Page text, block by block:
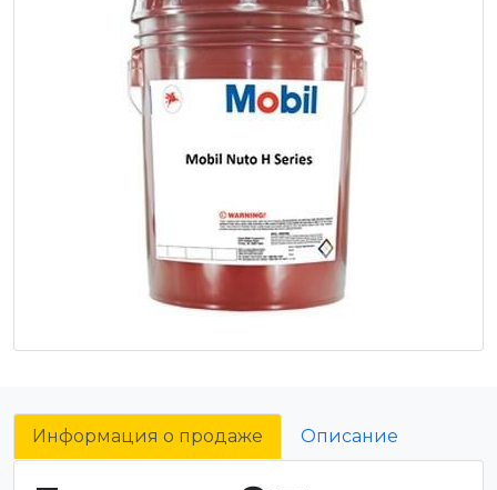
Информация о продаже Описание